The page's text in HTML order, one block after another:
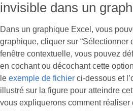
invisible dans un
Dans un graphique Excel, vous
graphique, cliquer sur “Sélectionner
fenêtre contextuelle, vous pouvez
en cochant ou décochant cette
le exemple de fichier ci-dessous et
illustré sur la figure pour atteindre
vous expliquerons comment réaliser